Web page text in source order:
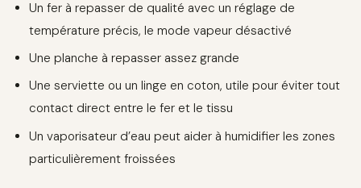
Un fer à repasser de qualité avec un réglage de
température précis, le mode vapeur désactivé
Une planche à repasser assez grande
Une serviette ou un linge en coton, utile pour éviter tout
contact direct entre le fer et le tissu
Un vaporisateur d’eau peut aider à humidifier les zones
particulièrement froissées